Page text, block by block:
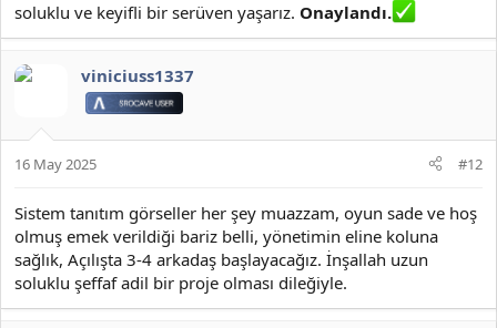
soluklu ve keyifli bir serüven yaşarız. Onaylandı.
viniciuss1337
16 May 2025 #12
Sistem tanıtım görseller her şey muazzam, oyun sade ve hoş
olmuş emek verildiği bariz belli, yönetimin eline koluna
sağlık, Açılışta 3-4 arkadaş başlayacağız. İnşallah uzun
soluklu şeffaf adil bir proje olması dileğiyle.